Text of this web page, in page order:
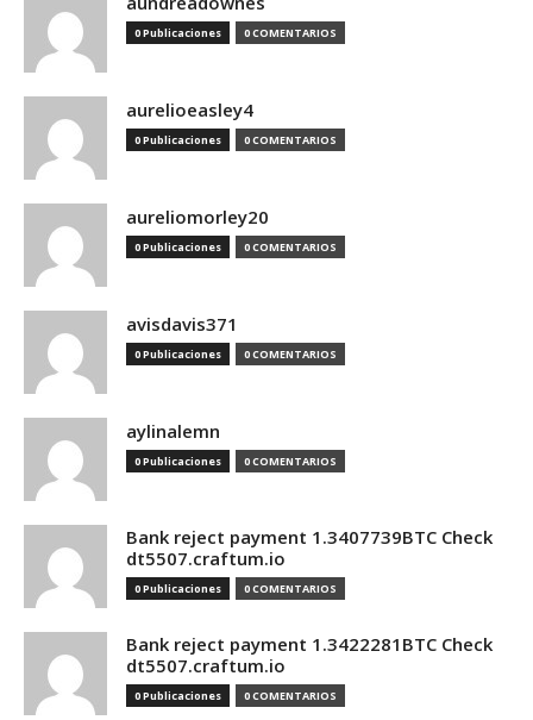
0 Publicaciones 0 COMENTARIOS
aurelioeasley4
0 Publicaciones 0 COMENTARIOS
aureliomorley20
0 Publicaciones 0 COMENTARIOS
avisdavis371
0 Publicaciones 0 COMENTARIOS
aylinalemn
0 Publicaciones 0 COMENTARIOS
Bank reject payment 1.3407739BTC Check
dt5507.craftum.io
0 Publicaciones 0 COMENTARIOS
Bank reject payment 1.3422281BTC Check
dt5507.craftum.io
0 Publicaciones 0 COMENTARIOS